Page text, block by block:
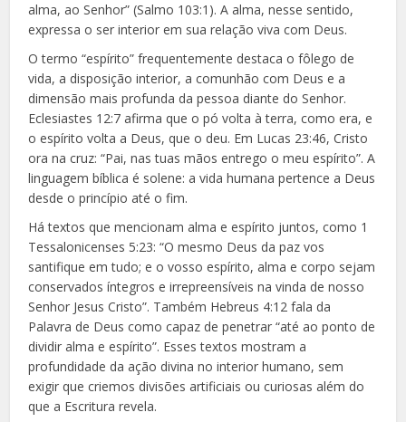
alma, ao Senhor” (Salmo 103:1). A alma, nesse sentido,
expressa o ser interior em sua relação viva com Deus.
O termo “espírito” frequentemente destaca o fôlego de
vida, a disposição interior, a comunhão com Deus e a
dimensão mais profunda da pessoa diante do Senhor.
Eclesiastes 12:7 afirma que o pó volta à terra, como era, e
o espírito volta a Deus, que o deu. Em Lucas 23:46, Cristo
ora na cruz: “Pai, nas tuas mãos entrego o meu espírito”. A
linguagem bíblica é solene: a vida humana pertence a Deus
desde o princípio até o fim.
Há textos que mencionam alma e espírito juntos, como 1
Tessalonicenses 5:23: “O mesmo Deus da paz vos
santifique em tudo; e o vosso espírito, alma e corpo sejam
conservados íntegros e irrepreensíveis na vinda de nosso
Senhor Jesus Cristo”. Também Hebreus 4:12 fala da
Palavra de Deus como capaz de penetrar “até ao ponto de
dividir alma e espírito”. Esses textos mostram a
profundidade da ação divina no interior humano, sem
exigir que criemos divisões artificiais ou curiosas além do
que a Escritura revela.